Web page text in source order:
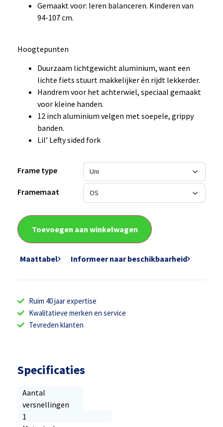
Gemaakt voor: leren balanceren. Kinderen van
94-107 cm.
Hoogtepunten
Duurzaam lichtgewicht aluminium, want een
lichte fiets stuurt makkelijker én rijdt lekkerder.
Handrem voor het achterwiel, speciaal gemaakt
voor kleine handen.
12 inch aluminium velgen met soepele, grippy
banden.
Lil’ Lefty sided fork
Frame type
Framemaat
Toevoegen aan winkelwagen
Maattabel Informeer naar beschikbaarheid
Ruim 40 jaar expertise
Kwalitatieve merken en service
Tevreden klanten
Specificaties
Aantal
versnellingen
1